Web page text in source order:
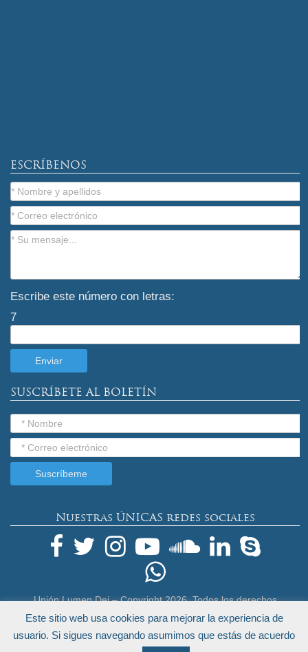
ESCRÍBENOS
Escribe este número con letras:
7
SUSCRÍBETE AL BOLETÍN
Nuestras ÚNICAS redes sociales
Unión Lumen Dei – Copyright2026. Todos los derechos
reservados.
Términos Legales y Política de Privacidad
Endeos.com
Este sitio web usa cookies para mejorar la experiencia de
usuario. Si sigues navegando asumimos que estás de acuerdo